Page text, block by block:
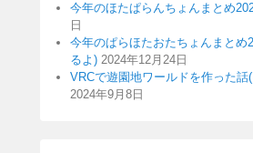
今年のほたぱらんちょんまとめ
日
今年のぱらほたおたちょんまとめ
るよ) 2024年12月24日
VRCで遊園地ワールドを作った話
2024年9月8日